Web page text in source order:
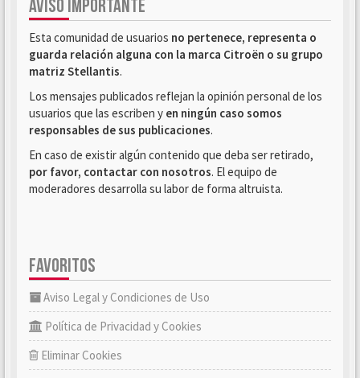
AVISO IMPORTANTE
Esta comunidad de usuarios no pertenece, representa o
guarda relación alguna con la marca Citroën o su grupo
matriz Stellantis.
Los mensajes publicados reflejan la opinión personal de los
usuarios que las escriben y en ningún caso somos
responsables de sus publicaciones.
En caso de existir algún contenido que deba ser retirado,
por favor, contactar con nosotros. El equipo de
moderadores desarrolla su labor de forma altruista.
FAVORITOS
Aviso Legal y Condiciones de Uso
Política de Privacidad y Cookies
Eliminar Cookies